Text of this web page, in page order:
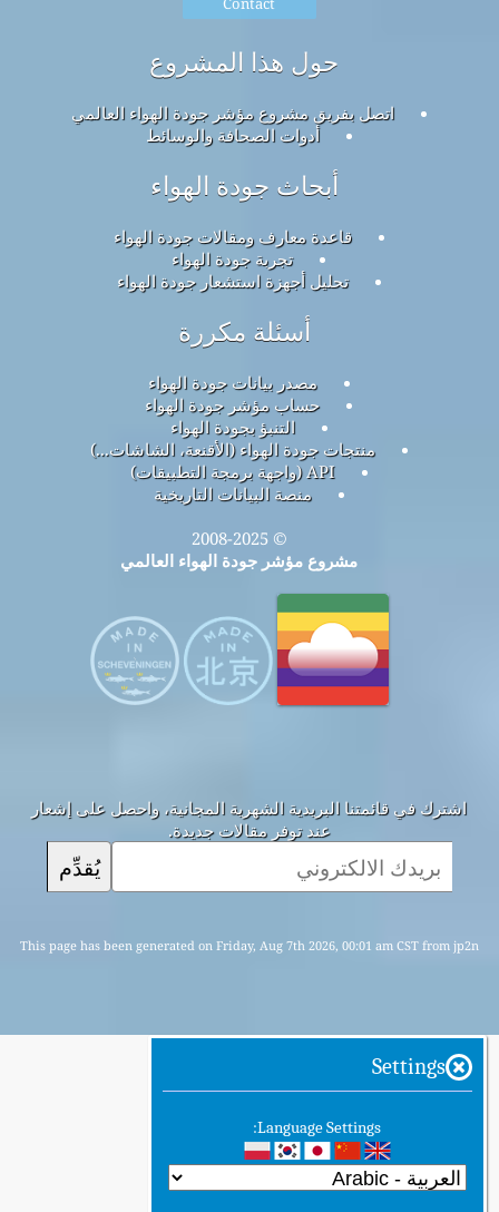
حول هذا المشروع
اتصل بفريق مشروع مؤشر جودة الهواء العالمي
أدوات الصحافة والوسائط
أبحاث جودة الهواء
قاعدة معارف ومقالات جودة الهواء
تجربة جودة الهواء
تحليل أجهزة استشعار جودة الهواء
أسئلة مكررة
مصدر بيانات جودة الهواء
حساب مؤشر جودة الهواء
التنبؤ بجودة الهواء
منتجات جودة الهواء (الأقنعة، الشاشات...)
API (واجهة برمجة التطبيقات)
منصة البيانات التاريخية
© 2008-2025
مشروع مؤشر جودة الهواء العالمي
اشترك في قائمتنا البريدية الشهرية المجانية، واحصل على إشعار
عند توفر مقالات جديدة.
يُقدِّم
This page has been generated on Friday, Aug 7th 2026, 00:01 am CST from jp2n
Settings
Language Settings: